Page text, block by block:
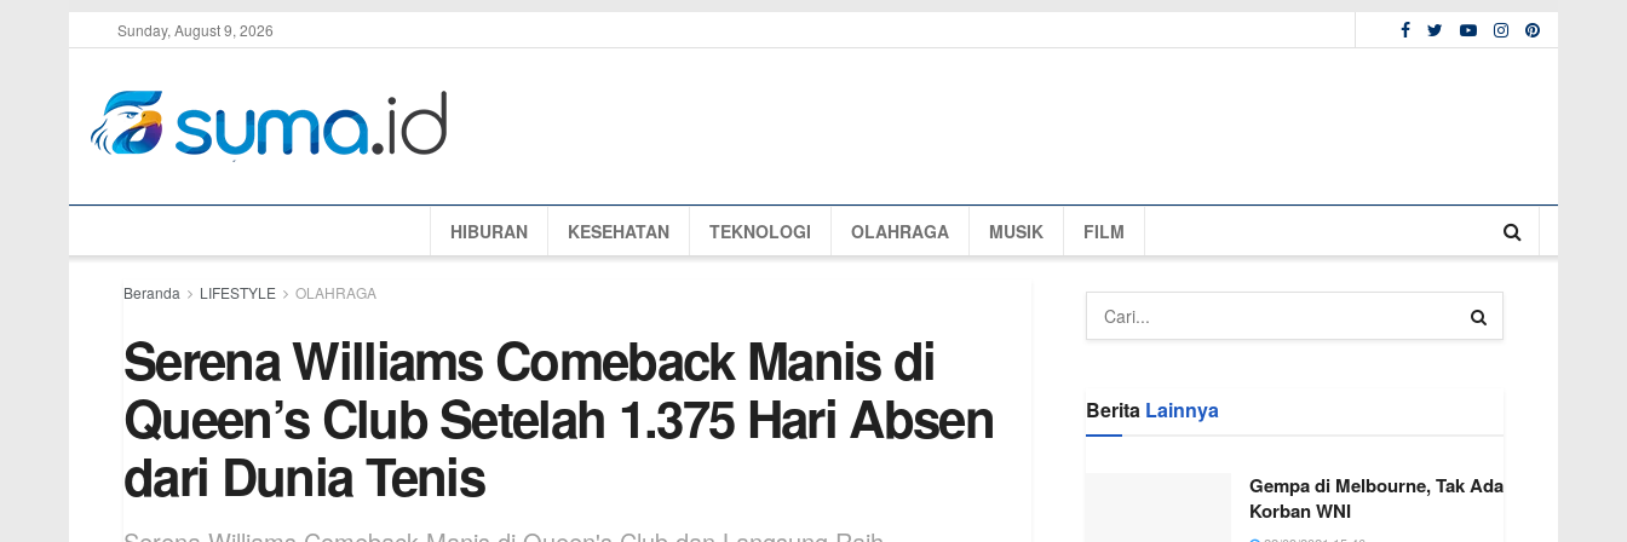
Sunday, August 9, 2026
HIBURAN KESEHATAN TEKNOLOGI OLAHRAGA MUSIK FILM
Beranda LIFESTYLE OLAHRAGA
Serena Williams Comeback Manis di
Queen’s Club Setelah 1.375 Hari Absen
dari Dunia Tenis
Berita Lainnya
Gempa di Melbourne, Tak Ada
Korban WNI